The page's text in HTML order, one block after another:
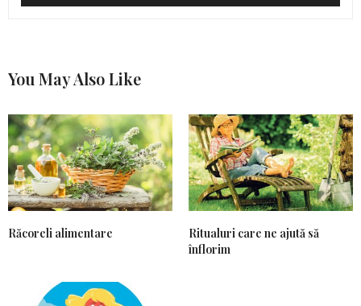
You May Also Like
Răcoreli alimentare
Ritualuri care ne ajută să
înflorim